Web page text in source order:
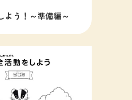
よう！～準備編～